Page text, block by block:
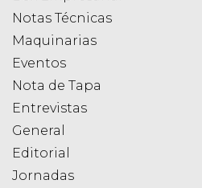
Notas Técnicas
Maquinarias
Eventos
Nota de Tapa
Entrevistas
General
Editorial
Jornadas